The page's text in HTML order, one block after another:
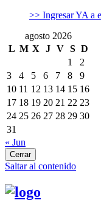
>> Ingresar YA a
agosto 2026
L M X J V S D
1
2
3
4 5 6 7 8
9
10 11 12 13 14 15 16
17 18 19 20 21 22 23
24 25 26 27 28 29 30
31
« Jun
Cerrar
Saltar al contenido